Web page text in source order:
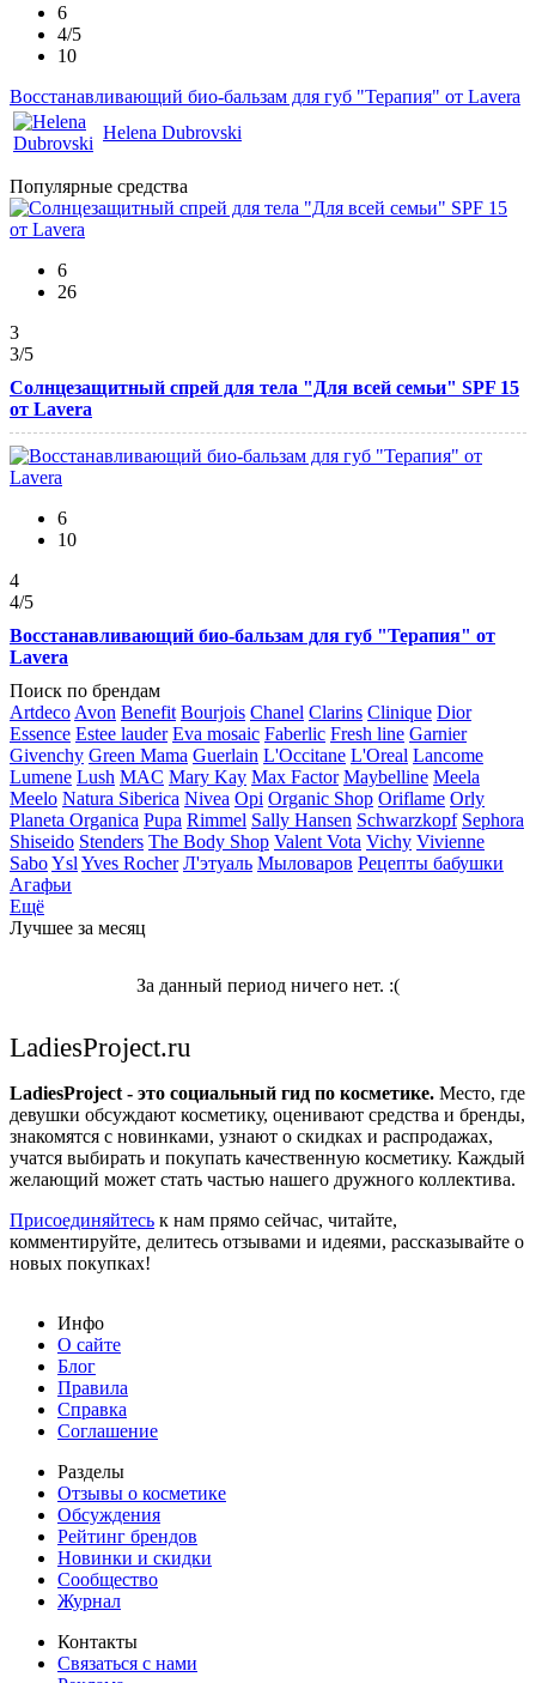
6
4/5
10
Восстанавливающий био-бальзам для губ "Терапия" от Lavera
Helena Dubrovski
Популярные средства
6
26
3
3/5
Солнцезащитный спрей для тела "Для всей семьи" SPF 15
от Lavera
6
10
4
4/5
Восстанавливающий био-бальзам для губ "Терапия" от
Lavera
Поиск по брендам
Artdeco Avon Benefit Bourjois Chanel Clarins Clinique Dior
Essence Estee lauder Eva mosaic Faberlic Fresh line Garnier
Givenchy Green Mama Guerlain L'Occitane L'Oreal Lancome
Lumene Lush MAC Mary Kay Max Factor Maybelline Meela
Meelo Natura Siberica Nivea Opi Organic Shop Oriflame Orly
Planeta Organica Pupa Rimmel Sally Hansen Schwarzkopf Sephora
Shiseido Stenders The Body Shop Valent Vota Vichy Vivienne
SaboYsl Yves Rocher Л'этуаль Мыловаров Рецепты бабушки
Агафьи
Ещё
Лучшее за месяц
За данный период ничего нет. :(
LadiesProject.ru
LadiesProject - это социальный гид по косметике. Место, где
девушки обсуждают косметику, оценивают средства и бренды,
знакомятся с новинками, узнают о скидках и распродажах,
учатся выбирать и покупать качественную косметику. Каждый
желающий может стать частью нашего дружного коллектива.
Присоединяйтесь к нам прямо сейчас, читайте,
комментируйте, делитесь отзывами и идеями, рассказывайте о
новых покупках!
Инфо
О сайте
Блог
Правила
Справка
Соглашение
Разделы
Отзывы о косметике
Обсуждения
Рейтинг брендов
Новинки и скидки
Сообщество
Журнал
Контакты
Связаться с нами